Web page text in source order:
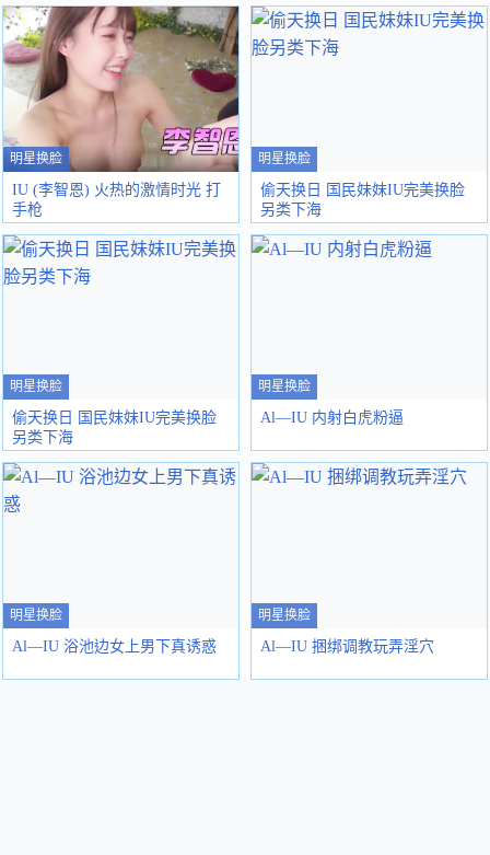
明星换脸
IU (李智恩) 火热的激情时光 打
手枪
明星换脸
偷天换日 国民妹妹IU完美换脸
另类下海
明星换脸
偷天换日 国民妹妹IU完美换脸
另类下海
明星换脸
Al—IU 内射白虎粉逼
明星换脸
Al—IU 浴池边女上男下真诱惑
明星换脸
Al—IU 捆绑调教玩弄淫穴